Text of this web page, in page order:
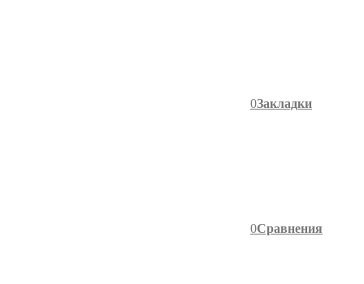
0Закладки
0Сравнения